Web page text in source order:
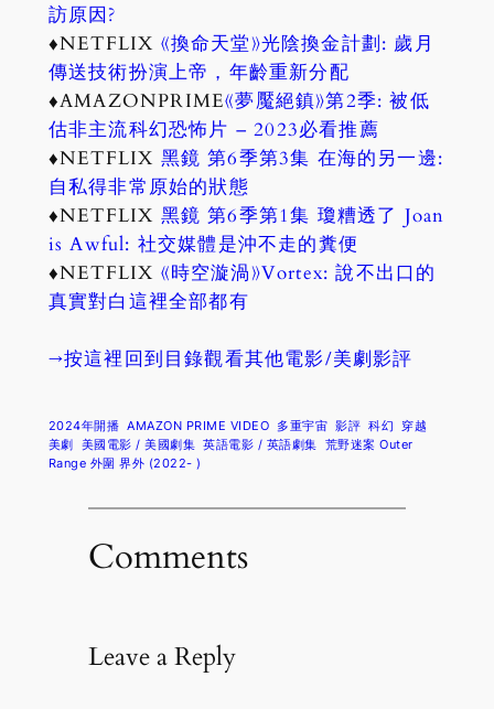
訪原因?
♦NETFLIX 《換命天堂》光陰換金計劃: 歲月
傳送技術扮演上帝，年齡重新分配
♦AMAZONPRIME《夢魘絕鎮》第2季: 被低
估非主流科幻恐怖片 – 2023必看推薦
♦NETFLIX 黑鏡 第6季第3集 在海的另一邊:
自私得非常原始的狀態
♦NETFLIX 黑鏡 第6季第1集 瓊糟透了 Joan
is Awful: 社交媒體是沖不走的糞便
♦NETFLIX 《時空漩渦》Vortex: 說不出口的
真實對白這裡全部都有
→按這裡回到目錄觀看其他電影/美劇影評
2024年開播 AMAZON PRIME VIDEO 多重宇宙 影評 科幻
穿越
美劇
美國電影 / 美國劇集 英語電影 / 英語劇集 荒野迷案 Outer
Range 外圍 界外 (2022- )
Comments
Leave a Reply